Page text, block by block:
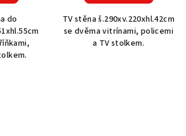
do
TV stěna š.290xv.220xhl.42cm
se dvěma vitrínami, policemi
a TV stolkem.